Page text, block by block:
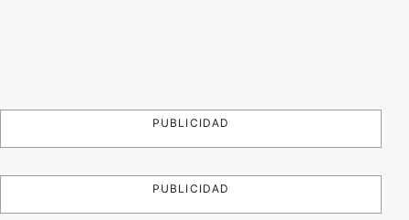
PUBLICIDAD
PUBLICIDAD